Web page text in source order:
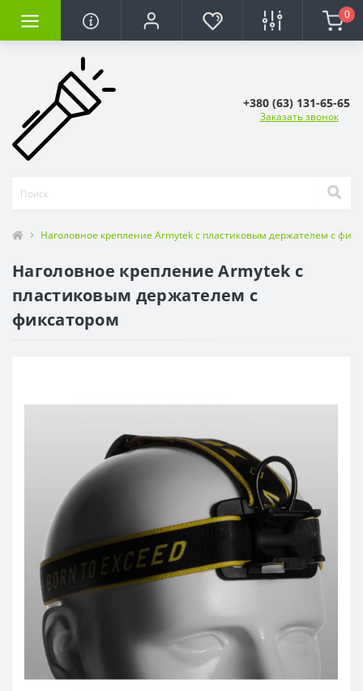
0
+380 (63) 131-65-65
Заказать звонок
Наголовное крепление Armytek с пластиковым держателем с
Наголовное крепление Armytek с
пластиковым держателем с
фиксатором